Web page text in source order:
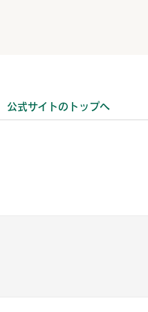
公式サイトのトップへ